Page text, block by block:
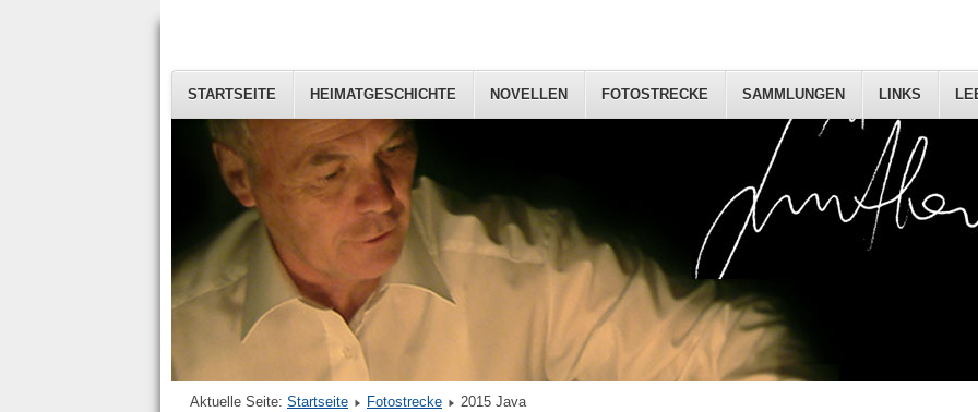
STARTSEITE HEIMATGESCHICHTE NOVELLEN FOTOSTRECKE SAMMLUNGEN LINKS
Aktuelle Seite: Startseite Fotostrecke 2015 Java